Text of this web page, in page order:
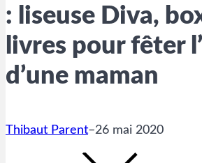
: liseuse Diva,
livres pour fêter
d’une maman
Thibaut Parent–26 mai 2020